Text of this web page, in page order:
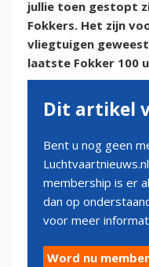
jullie toen gestopt
Fokkers. Het zijn
vliegtuigen
laatste Fokker 100
Dit artikel
Bent u nog geen
membership is er
dan op
voor meer
Word nu member